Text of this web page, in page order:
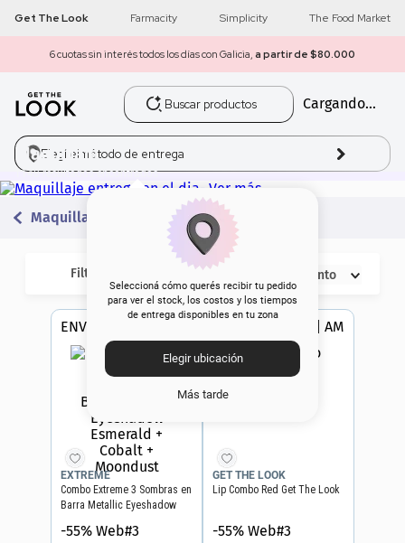
Get The Look Farmacity Simplicity The Food Market
6 cuotas sin interés todos los días con Galicia, a partir de $80.000
Buscar productos
Cargando...
Elegí el método de entrega
Seleccioná cómo querés recibir tu pedido
para ver el stock, los costos y los tiempos
de entrega disponibles en tu zona
Elegir ubicación
Más tarde
Maquillaje
1148
Maquillaje
Filtros Descuento
ENVÍO EN 24 hs | AMBA
EXTREME
Combo Extreme 3 Sombras en
Barra Metallic Eyeshadow
Moondust
-55% Web#3
ENVÍO EN 24 hs | AMBA
GET THE LOOK
Lip Combo Red Get The Look
-55% Web#3
1 get the look
2 máscara pestañas
3. loreal
corrector
rubor
labial